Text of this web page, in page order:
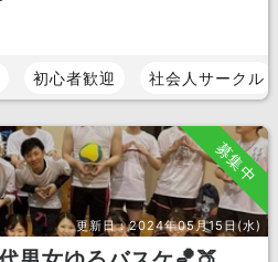
初心者歓迎 社会人サークル
募集中
更新日：2024年05月15日(水)